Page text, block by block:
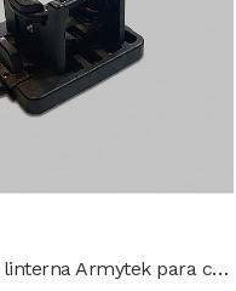
Montura para linterna Armytek para casco táctico AHM-05